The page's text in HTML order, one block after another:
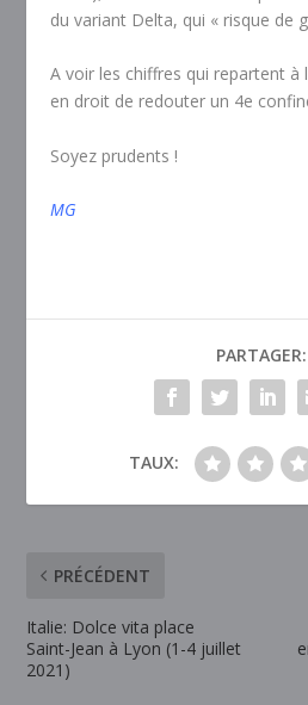
du variant Delta, qui « risque de
A voir les chiffres qui repartent à
en droit de redouter un 4e
Soyez prudents !
MG
PARTAGER:
TAUX:
PRÉCÉDENT
Italie: Dolce vita place
Saint-Jean à Lyon (1-4 juillet
2021)